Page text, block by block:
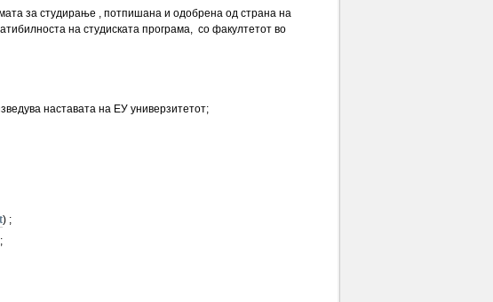
за студирање , потпишана и одобрена од страна на
на студиската програма, со факултетот во
наставата на ЕУ универзитетот;
) ;